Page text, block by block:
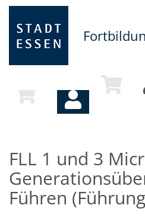
FLL 1 und 3
Führen